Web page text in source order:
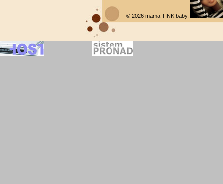
© 2026 mama TINK baby.